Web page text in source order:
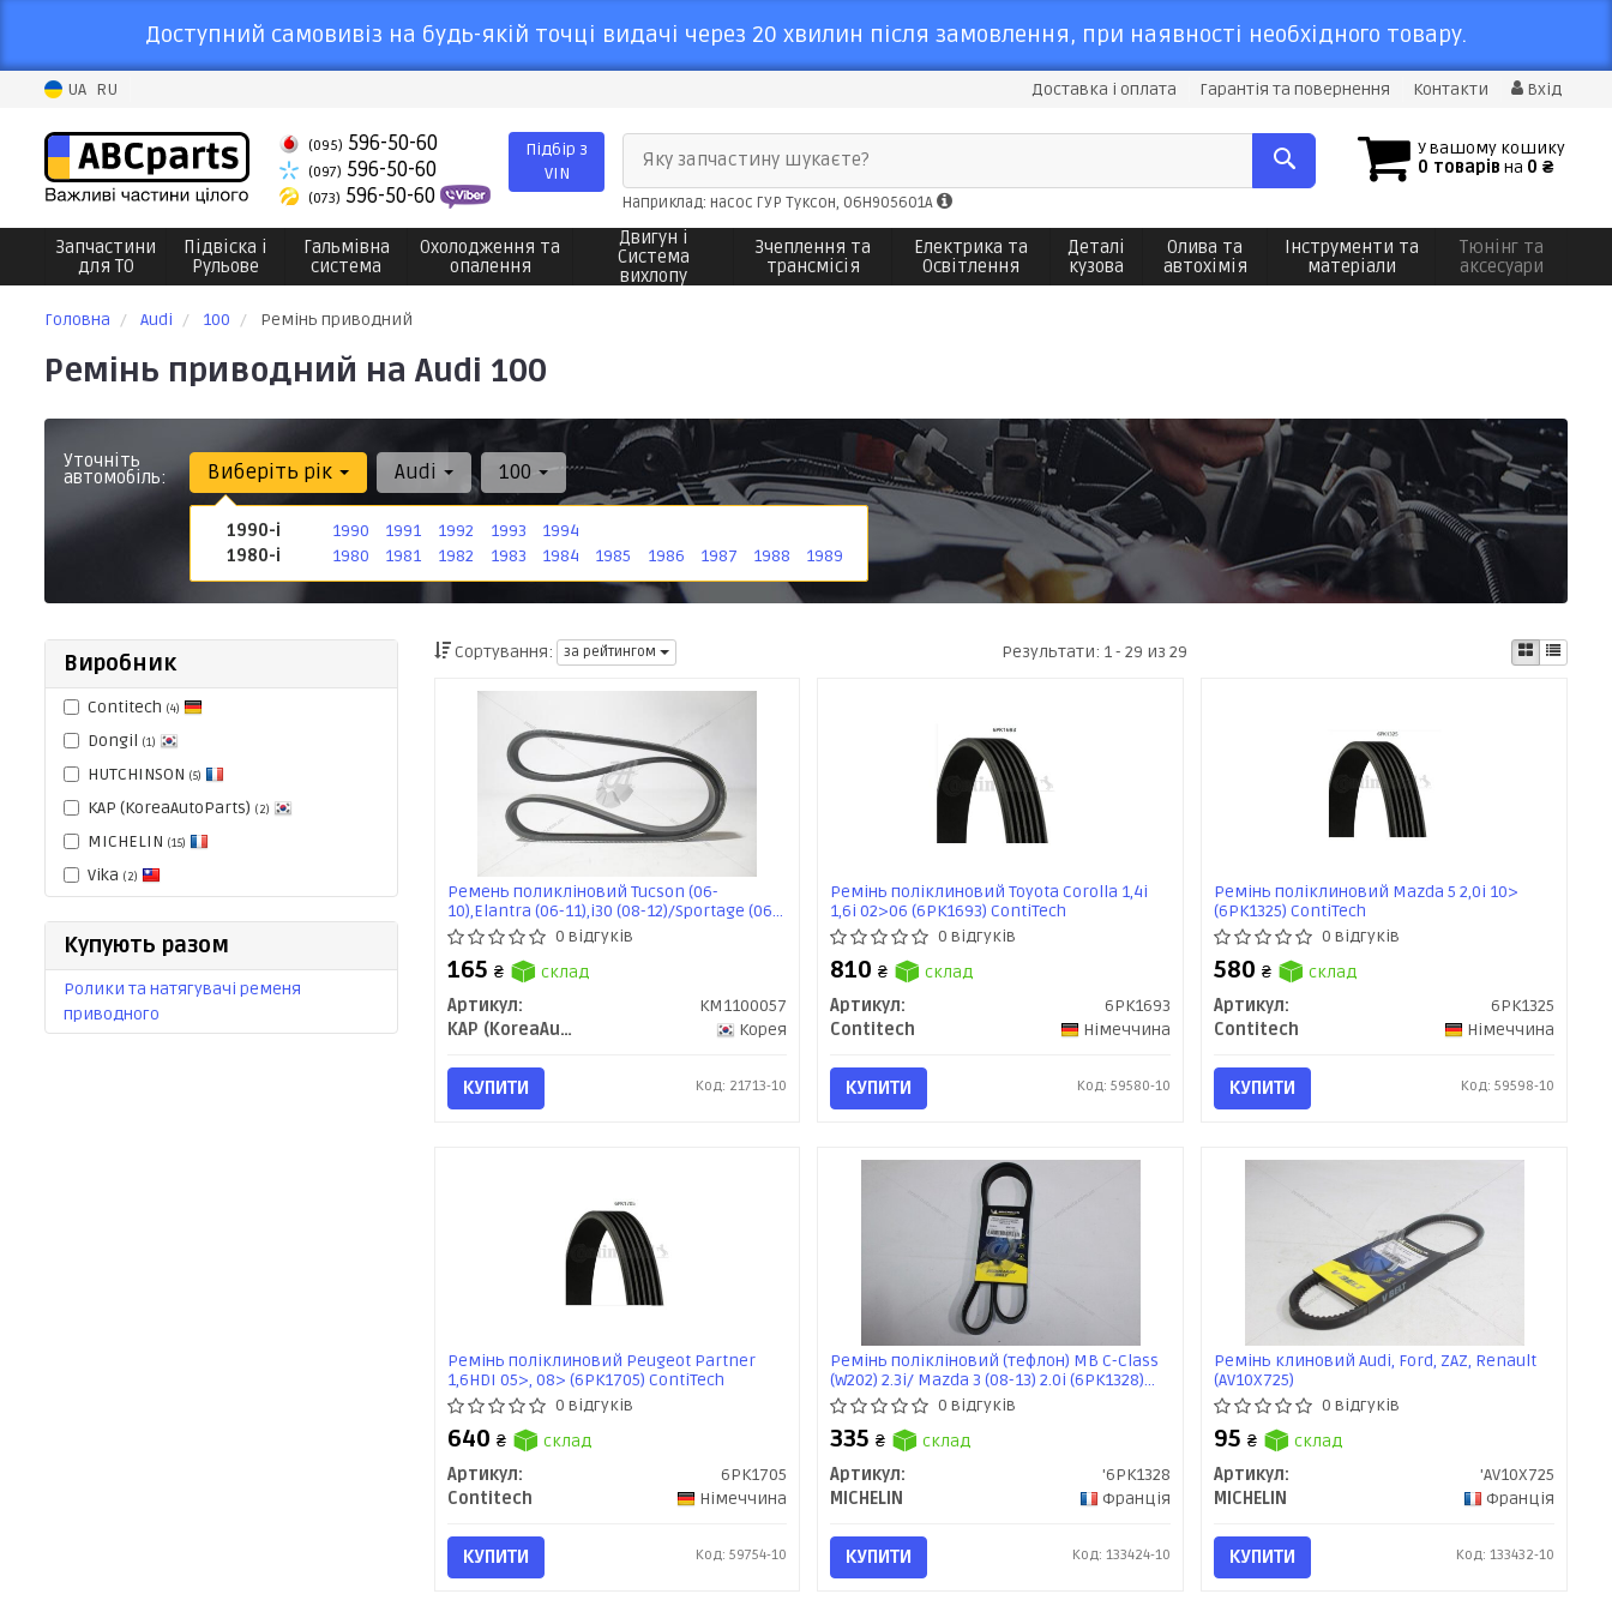
Доступний самовивіз на будь-якій точці видачі через 20 хвилин після замовлення, при наявності необхідного товару.
UA RU Доставка і оплата Гарантія та повернення Контакти Вхід
(095) 596-50-60
(097) 596-50-60
(073) 596-50-60
Підбір з
VIN
У вашому кошику
0 товарів на 0 ₴
Яку запчастину шукаєте?
Наприклад: насос ГУР Туксон, 06H905601A
Запчастини
для ТО
Підвіска і
Рульове
Гальмівна
система
Охолодження та
опалення
Двигун і
Система
вихлопу
Зчеплення та
трансмісія
Електрика та
Освітлення
Деталі
кузова
Олива та
автохімія
Інструменти та
матеріали
Тюнінг та
аксесуари
Головна Audi 100 Ремінь приводний
Ремінь приводний на Audi 100
Уточніть
автомобіль: Виберіть рік
1990-і 1990 1991 1992 1993
1994
1980-і
1980 1981 1982 1983 1984 1985 1986 1987 1988 1989
Audi 100
Виробник
Contitech (4)
Dongil (1)
HUTCHINSON (5)
KAP (KoreaAutoParts) (2)
MICHELIN (15)
Vika (2)
Купують разом
Ролики та натягувачі ременя
приводного
Сортування: за рейтингом Результати: 1 - 29 из 29
Ремень поликліновий Tucson (06-
10),Elantra (06-11),i30 (08-12)/Sportage (06-
09),Ceed (09-12),Soul (09-11) (4PK890)
(KM1100057) KAP
0 відгуків
165 ₴
склад
Артикул:
KM1100057
KAP (KoreaAutoParts)
Корея
КУПИТИ Код: 21713-10
Ремінь поліклиновий Toyota Corolla 1,4i
1,6i 02>06 (6PK1693) ContiTech
0 відгуків
810₴
склад
Артикул:
6PK1693
Contitech
Німеччина
КУПИТИ Код: 59580-10
Ремінь поліклиновий Mazda 5 2,0i 10>
(6PK1325) ContiTech
0 відгуків
580₴
склад
Артикул:
6PK1325
Contitech
Німеччина
КУПИТИ Код: 59598-10
Ремінь поліклиновий Peugeot Partner
1,6HDI 05>, 08> (6PK1705) ContiTech
0 відгуків
640 ₴
склад
Артикул:
6PK1705
Contitech
Німеччина
КУПИТИ Код: 59754-10
Ремінь полікліновий (тефлон) MB C-Class
(W202) 2.3i/ Mazda 3 (08-13) 2.0i (6PK1328)
MICHELIN
0 відгуків
335₴
склад
Артикул:
'6PK1328
MICHELIN
Франція
КУПИТИ Код: 133424-10
Ремінь клиновий Audi, Ford, ZAZ, Renault
(AV10X725)
0 відгуків
95₴
склад
Артикул:
'AV10X725
MICHELIN
Франція
КУПИТИ Код: 133432-10